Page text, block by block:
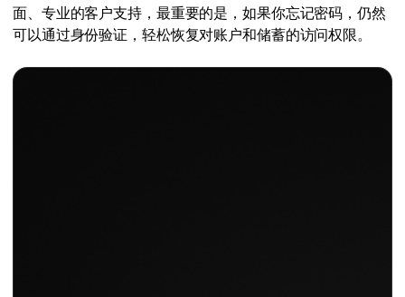
面、专业的客户支持，最重要的是，如果你忘记密码，仍然
可以通过身份验证，轻松恢复对账户和储蓄的访问权限。